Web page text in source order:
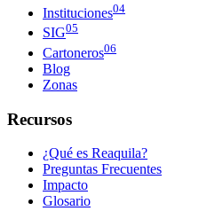
Instituciones04
SIG05
Cartoneros06
Blog
Zonas
Recursos
¿Qué es Reaquila?
Preguntas Frecuentes
Impacto
Glosario